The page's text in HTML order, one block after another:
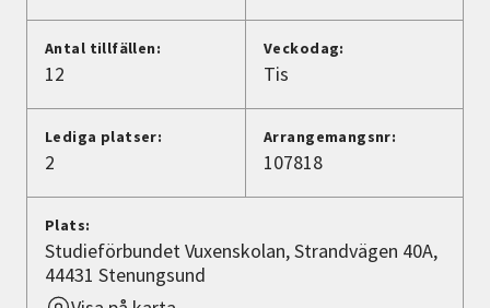
Lyssna
Antal tillfällen:
12
Veckodag:
Tis
Lediga platser:
2
Arrangemangsnr:
107818
Plats:
Studieförbundet Vuxenskolan, Strandvägen 40A,
44431 Stenungsund